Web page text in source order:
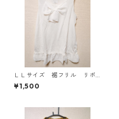
ＬＬサイズ 裾フリル リボ
ン付きタンクトップ オフホ
ワイト KAE-4781
¥1,500